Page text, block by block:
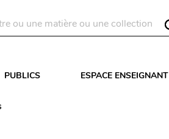
PUBLICS ESPACE ENSEIGNANT